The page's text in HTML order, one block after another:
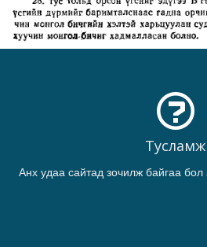
Тусламж
Анх удаа сайтад зочилж байгаа бол